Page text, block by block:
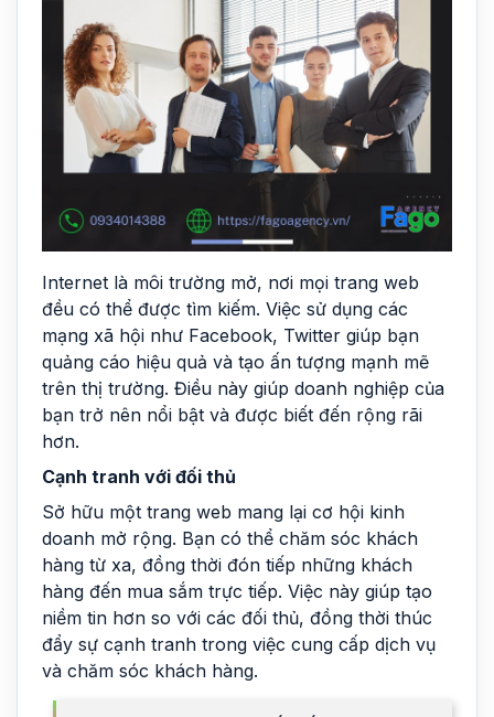
Internet là môi trường mở, nơi mọi trang web
đều có thể được tìm kiếm. Việc sử dụng các
mạng xã hội như Facebook, Twitter giúp bạn
quảng cáo hiệu quả và tạo ấn tượng mạnh mẽ
trên thị trường. Điều này giúp doanh nghiệp của
bạn trở nên nổi bật và được biết đến rộng rãi
hơn.
Cạnh tranh với đối thủ
Sở hữu một trang web mang lại cơ hội kinh
doanh mở rộng. Bạn có thể chăm sóc khách
hàng từ xa, đồng thời đón tiếp những khách
hàng đến mua sắm trực tiếp. Việc này giúp tạo
niềm tin hơn so với các đối thủ, đồng thời thúc
đẩy sự cạnh tranh trong việc cung cấp dịch vụ
và chăm sóc khách hàng.